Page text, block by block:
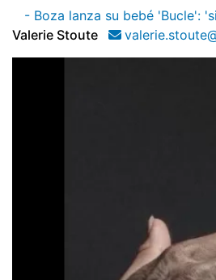
- Boza lanza su bebé 'Bucle':
Valerie Stoute